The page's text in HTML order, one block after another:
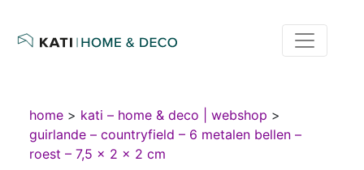
home > kati – home & deco | webshop >
guirlande – countryfield – 6 metalen bellen –
roest – 7,5 × 2 × 2 cm